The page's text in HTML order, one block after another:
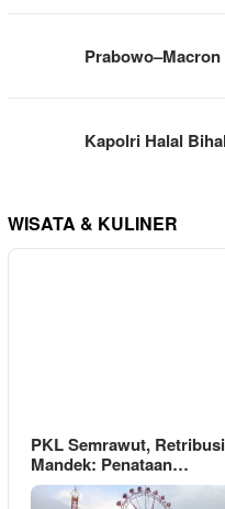
Kapolri Halal
WISATA & KULINER
PKL Semrawut, Retribusi
Mandek: Penataan…